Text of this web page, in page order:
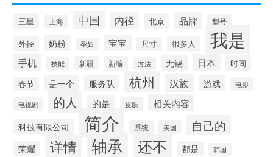
三星 上海 中国 内径 北京 品牌 型号
外径 奶粉 孕妇 宝宝 尺寸 很多人 我是
手机 技能 新疆 新编 方法 无锡 日本 时间
春节 是一个 服务队 杭州 汉族 游戏 电影
电视剧 的人 的是 皮肤 相关内容
科技有限公司 简介 系统 美国 自己的
荣耀 详情 轴承 还不 都是 韩国